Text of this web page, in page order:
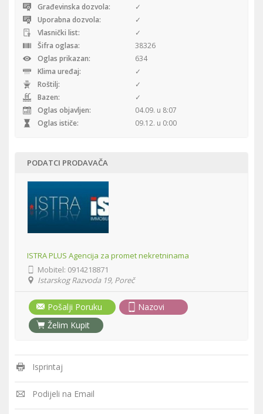
Građevinska dozvola:
✓
Uporabna dozvola:
✓
Vlasnički list:
✓
Šifra oglasa:
38326
Oglas prikazan:
634
Klima uređaj:
✓
Roštilj:
✓
Bazen:
✓
Oglas objavljen:
04.09. u 8:07
Oglas ističe:
09.12. u 0:00
PODATCI PRODAVAČA
ISTRA PLUS Agencija za promet nekretninama
Mobitel: 0914218871
Istarskog Razvoda 19, Poreč
Pošalji Poruku
Nazovi
Želim Kupit
Isprintaj
Podijeli na Email